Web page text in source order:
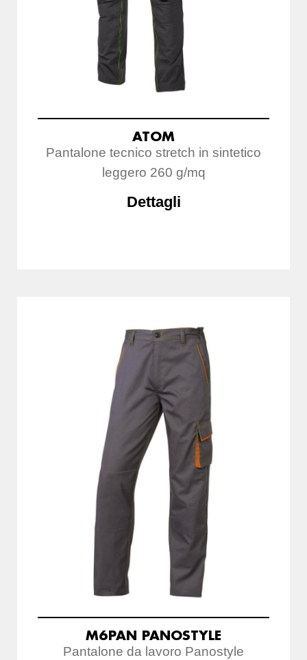
ATOM
Pantalone tecnico stretch in sintetico
leggero 260 g/mq
Dettagli
M6PAN PANOSTYLE
Pantalone da lavoro Panostyle